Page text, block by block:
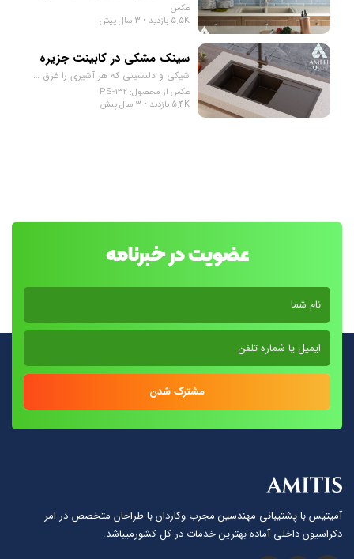
عکس
5.5K بازدید • 3 سال پیش
سینک مشکی در کابینت جزیره
شیکی و دلنشینی که هر آشپزی را غرق در شادی می‌کند.
عکس از محصول: PS-132
5.4K بازدید • 3 سال پیش
عضویت در خبرنامه
مشترک شدن
آمیتیس با پشتيبانى مهندسين مجرب وكاردان با طراحان متخصص در امر
دكراسيون داخلى آماده بهترين خدمات در كل كشورمیباشد.